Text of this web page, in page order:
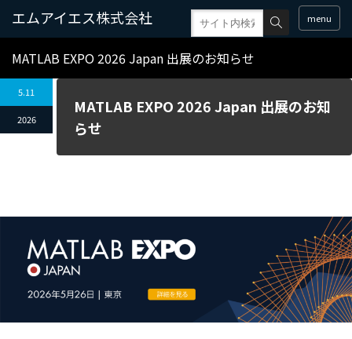
menu
MATLAB EXPO 2026 Japan 出展のお知らせ
5.11
2026
MATLAB EXPO 2026 Japan 出展のお知
らせ